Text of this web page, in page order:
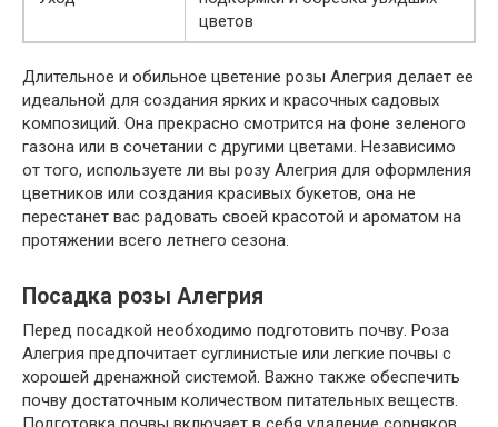
цветов
Длительное и обильное цветение розы Алегрия делает ее
идеальной для создания ярких и красочных садовых
композиций. Она прекрасно смотрится на фоне зеленого
газона или в сочетании с другими цветами. Независимо
от того, используете ли вы розу Алегрия для оформления
цветников или создания красивых букетов, она не
перестанет вас радовать своей красотой и ароматом на
протяжении всего летнего сезона.
Посадка розы Алегрия
Перед посадкой необходимо подготовить почву. Роза
Алегрия предпочитает суглинистые или легкие почвы с
хорошей дренажной системой. Важно также обеспечить
почву достаточным количеством питательных веществ.